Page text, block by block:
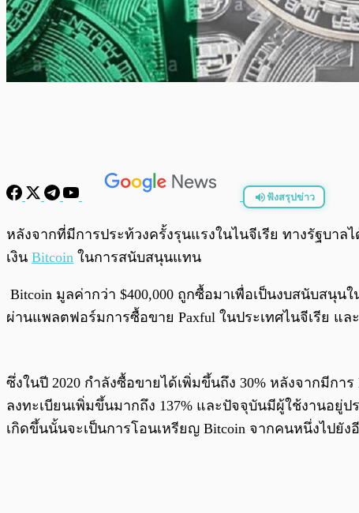
ฟังสรุปข่าว
พร้อมเล่น
หลังจากที่มีการประท้วงครั้งรุนแรงในไนจีเรีย ทางรัฐบา
เงิน Bitcoin ในการสนับสนุนแทน
Bitcoin มูลค่ากว่า $400,000 ถูกซื้อมาเพื่อเป็นงบสนับสนุ
ผ่านแพลตฟอร์มการซื้อขาย Paxful ในประเทศไนจีเรีย แ
ซึ่งในปี 2020 กำลังซื้อขายได้เพิ่มขึ้นถึง 30% หลังจากมีกา
ลงทะเบียนเพิ่มขึ้นมากถึง 137% และปัจจุบันมีผู้ใช้งานอยู่ป
เกิดขึ้นนั้นจะเป็นการโอนเหรียญ Bitcoin จากคนหนึ่งไปยั